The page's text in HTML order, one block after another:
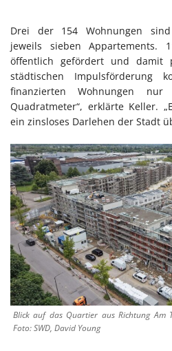
Drei der 154 Wohnungen
jeweils sieben Appartements.
öffentlich gefördert und damit
städtischen
finanzierten Wohnungen
Quadratmeter“, erklärte Keller.
ein zinsloses Darlehen der Stadt
Blick auf das Quartier aus Richtung Am
Foto: SWD, David Young